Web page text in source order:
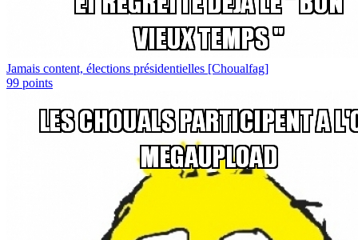
Jamais content, élections présidentielles [Choualfag]
99 points